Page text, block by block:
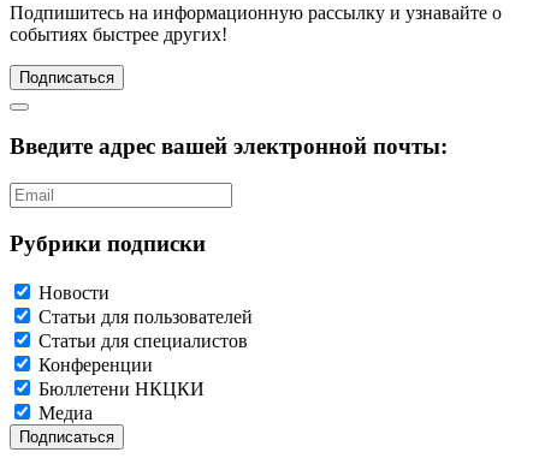
Подпишитесь на информационную рассылку и узнавайте о
событиях быстрее других!
Подписаться
Введите адрес вашей электронной почты:
Рубрики подписки
Новости
Статьи для пользователей
Статьи для специалистов
Конференции
Бюллетени НКЦКИ
Медиа